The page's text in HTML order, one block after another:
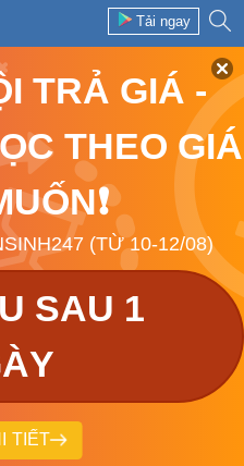
Tải ngay
TRẢ GIÁ -
THEO GIÁ
(TỪ 10-12/08)
SAU 1
TIẾT